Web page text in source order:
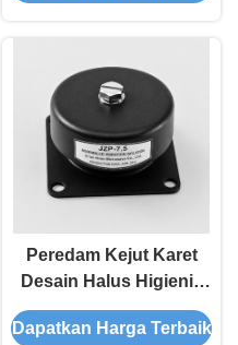
Peredam Kejut Karet
Desain Halus Higienis
JZP-7.5 dengan
Peredam Progresif yang
Dapatkan Harga Terbaik